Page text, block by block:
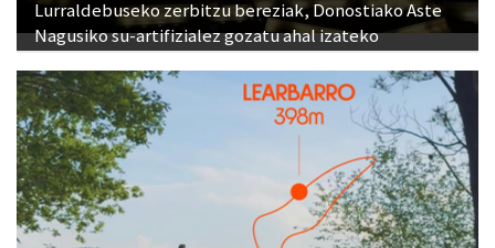
Lurraldebuseko zerbitzu bereziak, Donostiako Aste
Nagusiko su-artifizialez gozatu ahal izateko